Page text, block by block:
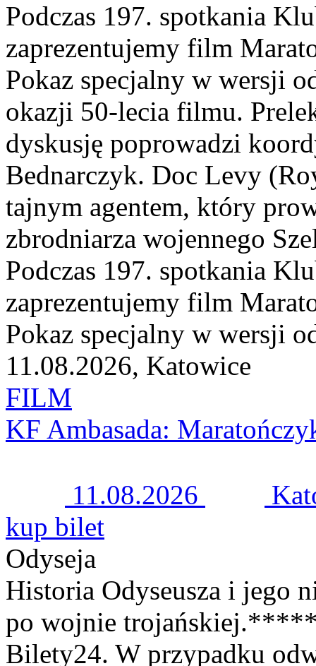
Podczas 197. spotkania
zaprezentujemy film
Pokaz specjalny w wersji
okazji 50-lecia filmu.
dyskusję poprowadzi
Bednarczyk. Doc Levy
tajnym agentem, który
zbrodniarza wojennego
Podczas 197. spotkania
zaprezentujemy film
Pokaz specjalny w wersji
11.08.2026, Katowice
FILM
KF Ambasada:
11.08.2026
kup bilet
Odyseja
Historia Odyseusza i jego
po wojnie
Bilety24. W przypadku